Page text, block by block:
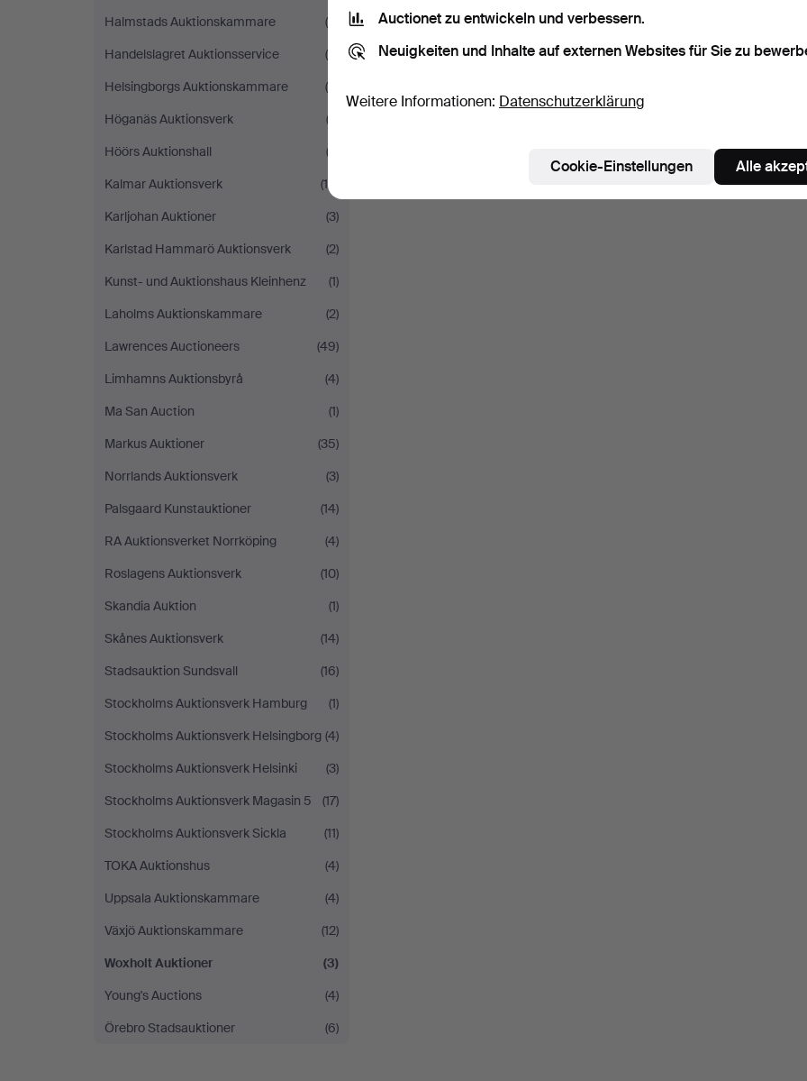
Halmstads Auktionskammare
(6)
Handelslagret Auktionsservice
(5)
Helsingborgs Auktionskammare
(5)
Höganäs Auktionsverk
(3)
Höörs Auktionshall
(3)
Kalmar Auktionsverk
(15)
Karljohan Auktioner
(3)
Karlstad Hammarö Auktionsverk
(2)
Kunst- und Auktionshaus Kleinhenz
(1)
Laholms Auktionskammare
(2)
Lawrences Auctioneers
(49)
Limhamns Auktionsbyrå
(4)
Ma San Auction
(1)
Markus Auktioner
(35)
Norrlands Auktionsverk
(3)
Palsgaard Kunstauktioner
(14)
RA Auktionsverket Norrköping
(4)
Roslagens Auktionsverk
(10)
Skandia Auktion
(1)
Skånes Auktionsverk
(14)
Stadsauktion Sundsvall
(16)
Stockholms Auktionsverk Hamburg
(1)
Stockholms Auktionsverk Helsingborg (4)
Stockholms Auktionsverk Helsinki
(3)
Stockholms Auktionsverk Magasin 5
(17)
Stockholms Auktionsverk Sickla
(11)
TOKA Auktionshus
(4)
Uppsala Auktionskammare
(4)
Växjö Auktionskammare
(12)
Woxholt Auktioner
(3)
Young's Auctions
(4)
Örebro Stadsauktioner
(6)
Auctionet zu entwickeln und verbessern.
Neuigkeiten und Inhalte auf externen Websites für Sie zu
Weitere Informationen: Datenschutzerklärung
Cookie-Einstellungen Alle